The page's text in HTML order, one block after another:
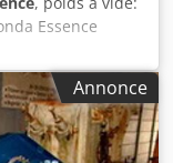
Essence
Poids : 199 kg
: 50cm
en stock !!
Annonce